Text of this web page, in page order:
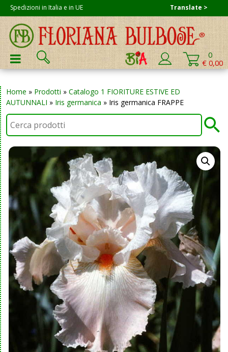
Skip
to
content
Spedizioni in Italia e in UE
Cerca:
0
€ 0,00
PRIMARY MENU
Home » Prodotti » Catalogo 1 FIORITURE ESTIVE ED
AUTUNNALI » Iris germanica » Iris germanica FRAPPE
Translate >